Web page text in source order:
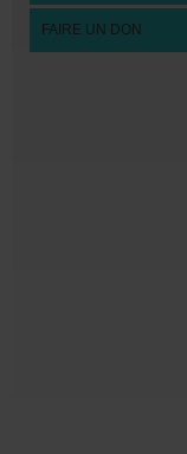
FAIREUNDON